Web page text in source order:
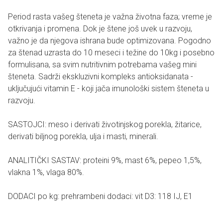
Period rasta vašeg šteneta je važna životna faza; vreme je
otkrivanja i promena. Dok je štene još uvek u razvoju,
važno je da njegova ishrana bude optimizovana. Pogodno
za štenad uzrasta do 10 meseci i težine do 10kg i posebno
formulisana, sa svim nutritivnim potrebama vašeg mini
šteneta. Sadrži ekskluzivni kompleks antioksidanata -
uključujući vitamin E - koji jača imunološki sistem šteneta u
razvoju.
SASTOJCI: meso i derivati životinjskog porekla, žitarice,
derivati biljnog porekla, ulja i masti, minerali.
ANALITIČKI SASTAV: proteini 9%, mast 6%, pepeo 1,5%,
vlakna 1%, vlaga 80%.
DODACI po kg: prehrambeni dodaci: vit D3: 118 IJ, E1